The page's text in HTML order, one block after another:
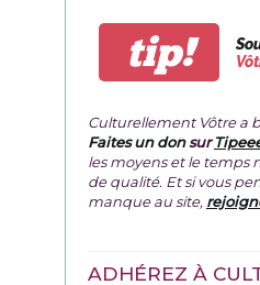
tip!
Culturellement Vôtre a
Faites un donsur
les moyens et le temps
de qualité. Et si vous
manque au site,
ADHÉREZ À